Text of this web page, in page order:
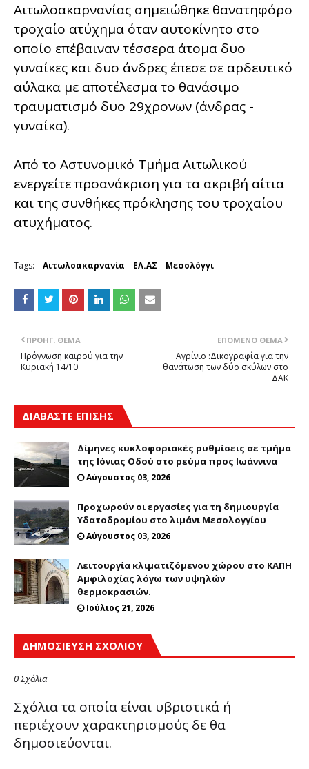
Αιτωλοακαρνανίας σημειώθηκε θανατηφόρο
τροχαίο ατύχημα όταν αυτοκίνητο στο
οποίο επέβαιναν τέσσερα άτομα δυο
γυναίκες και δυο άνδρες έπεσε σε αρδευτικό
αύλακα με αποτέλεσμα το θανάσιμο
τραυματισμό δυο 29χρονων (άνδρας -
γυναίκα).
Από το Αστυνομικό Τμήμα Αιτωλικού
ενεργείτε προανάκριση για τα ακριβή αίτια
και της συνθήκες πρόκλησης του τροχαίου
ατυχήματος.
Tags: Αιτωλοακαρνανία ΕΛ.ΑΣ Μεσολόγγι
ΕΠΌΜΕΝΟ ΘΈΜΑ
Αγρίνιο :Δικογραφία για την
θανάτωση των δύο σκύλων στο
ΔΑΚ
ΠΡΟΗΓ. ΘΈΜΑ
Πρόγνωση καιρού για την
Κυριακή 14/10
ΔΙΑΒΑΣΤΕ ΕΠΙΣΗΣ
Δίμηνες κυκλοφοριακές ρυθμίσεις σε τμήμα
της Ιόνιας Οδού στο ρεύμα προς Ιωάννινα
Αύγουστος 03, 2026
Προχωρούν οι εργασίες για τη δημιουργία
Υδατοδρομίου στο λιμάνι Μεσολογγίου
Αύγουστος 03, 2026
Λειτουργία κλιματιζόμενου χώρου στο ΚΑΠΗ
Αμφιλοχίας λόγω των υψηλών
θερμοκρασιών.
Ιούλιος 21, 2026
ΔΗΜΟΣΊΕΥΣΗ ΣΧΟΛΊΟΥ
0 Σχόλια
Σχόλια τα οποία είναι υβριστικά ή
περιέχουν χαρακτηρισμούς δε θα
δημοσιεύονται.